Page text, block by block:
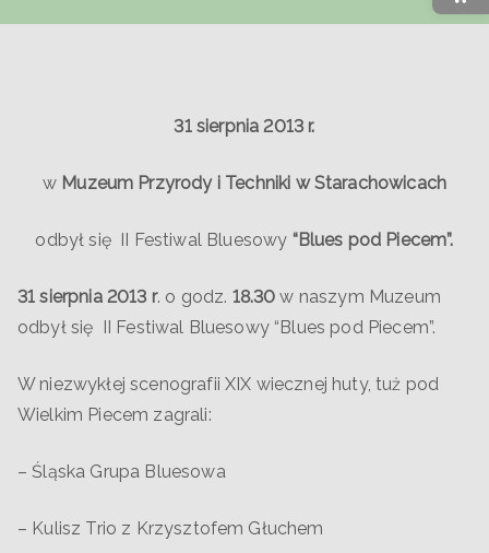
31 sierpnia 2013 r.
w Muzeum Przyrody i Techniki w Starachowicach
odbył się II Festiwal Bluesowy “Blues pod Piecem”.
31 sierpnia 2013 r. o godz. 18.30 w naszym Muzeum
odbył się II Festiwal Bluesowy “Blues pod Piecem”.
W niezwykłej scenografii XIX wiecznej huty, tuż pod
Wielkim Piecem zagrali:
– Śląska Grupa Bluesowa
– Kulisz Trio z Krzysztofem Głuchem